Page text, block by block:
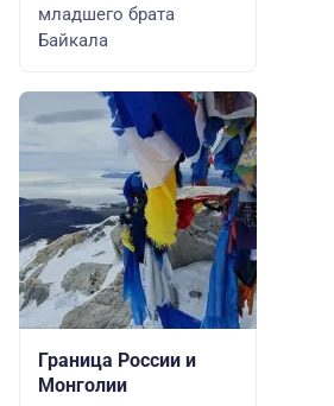
младшего брата
Байкала
Граница России и
Монголии